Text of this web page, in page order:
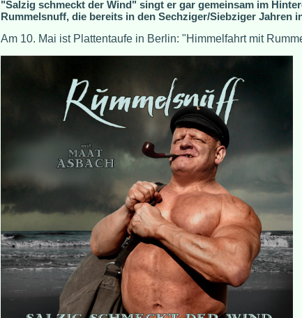
"Salzig schmeckt der Wind" singt er gar gemeinsam im
Rummelsnuff, die bereits in den Sechziger/Siebziger Jahren
Am 10. Mai ist Plattentaufe in Berlin: "Himmelfahrt mit